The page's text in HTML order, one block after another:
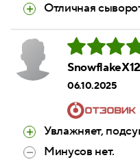
Отличная
06.10.2025
Увлажняет,
Минусов нет.